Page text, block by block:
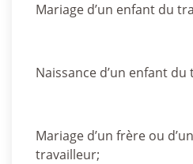
Mariage d’un enfant du
Naissance d’un enfant
Mariage d’un frère ou
travailleur;